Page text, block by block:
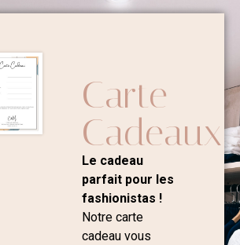
Carte
Cadeaux
Le cadeau
parfait pour les
fashionistas !
Notre carte
cadeau vous